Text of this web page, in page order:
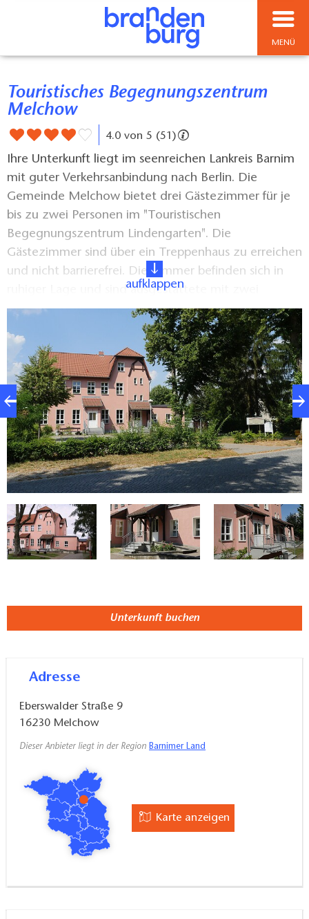
MENÜ
Touristisches Begegnungszentrum
Melchow
4.0 von 5 (51)
Ihre Unterkunft liegt im seenreichen Lankreis Barnim
mit guter Verkehrsanbindung nach Berlin. Die
Gemeinde Melchow bietet drei Gästezimmer für je
bis zu zwei Personen im "Touristischen
Begegnungszentrum Lindengarten". Die
Gästezimmer sind über ein Treppenhaus zu erreichen
und nicht barrierefrei. Die Zimmer befinden sich in
ruhiger Lage und sind ausgestattete mit zwei
Einzelbetten, TV und je einem Bad mit Dusche. Ein
gemeinsamer Aufenthaltsraum und eine
Gemeinschaftsküche sind ebenfalls vorhanden. 3
Konferenz- und Mehrzweckräume sind ebenfalls
vorhanden. Ein Zustellbett kann auf Anfrage
bereitgestellt werden. Innerhalb einer Stunde
erreichen Sie viele Sehenwürdigkeiten: den Zoo
Eberswalde, das Kloster Chorin oder auch Europas
größtes Schiffshebewerk Niederfinow. Aber auch in
die Stadtmitte von Berlin, ob zum Alexanderplatz
oder Hauptbahnhof benötigen Sie etwas länger als
eine Stunde. Mit der RE und dem Anschluss via
Berliner S-Bahn gibt es eine sehr gute
Bahnverbindung.
aufklappen
Unterkunft buchen
Adresse
Eberswalder Straße 9
16230 Melchow
Dieser Anbieter liegt in der Region Barnimer Land
Karte anzeigen